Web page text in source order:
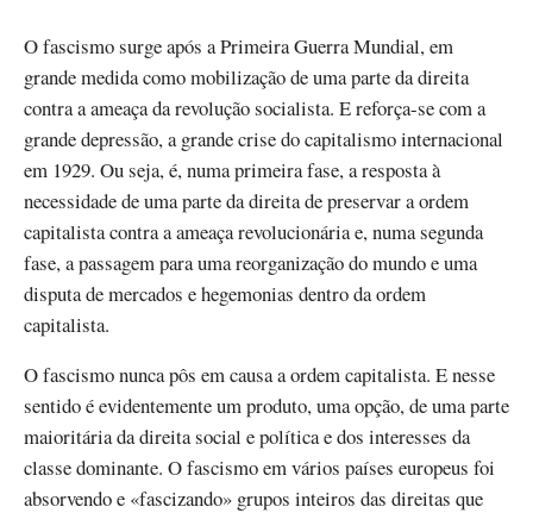
O fascismo surge após a Primeira Guerra Mundial, em
grande medida como mobilização de uma parte da direita
contra a ameaça da revolução socialista. E reforça-se com a
grande depressão, a grande crise do capitalismo internacional
em 1929. Ou seja, é, numa primeira fase, a resposta à
necessidade de uma parte da direita de preservar a ordem
capitalista contra a ameaça revolucionária e, numa segunda
fase, a passagem para uma reorganização do mundo e uma
disputa de mercados e hegemonias dentro da ordem
capitalista.
O fascismo nunca pôs em causa a ordem capitalista. E nesse
sentido é evidentemente um produto, uma opção, de uma parte
maioritária da direita social e política e dos interesses da
classe dominante. O fascismo em vários países europeus foi
absorvendo e «fascizando» grupos inteiros das direitas que